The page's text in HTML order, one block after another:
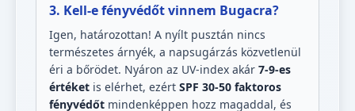
3. Kell-e fényvédőt vinnem Bugacra?
Igen, határozottan! A nyílt pusztán nincs
természetes árnyék, a napsugárzás közvetlenül
éri a bőrödet. Nyáron az UV-index akár 7-9-es
értéket is elérhet, ezért SPF 30-50 faktoros
fényvédőt mindenképpen hozz magaddal, és